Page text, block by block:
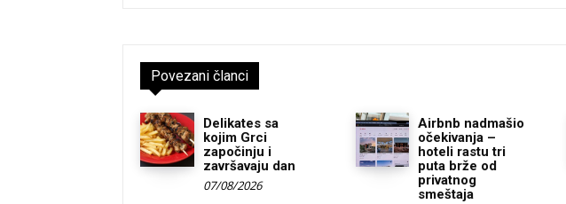
Povezani članci
Delikates sa
kojim Grci
započinju i
završavaju dan
07/08/2026
Airbnb nadmašio
očekivanja –
hoteli rastu tri
puta brže od
privatnog
smeštaja